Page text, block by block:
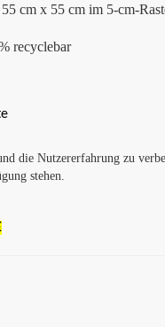
cm x 55 cm im 5-cm-
recyclebar
die Nutzererfahrung zu
stehen.